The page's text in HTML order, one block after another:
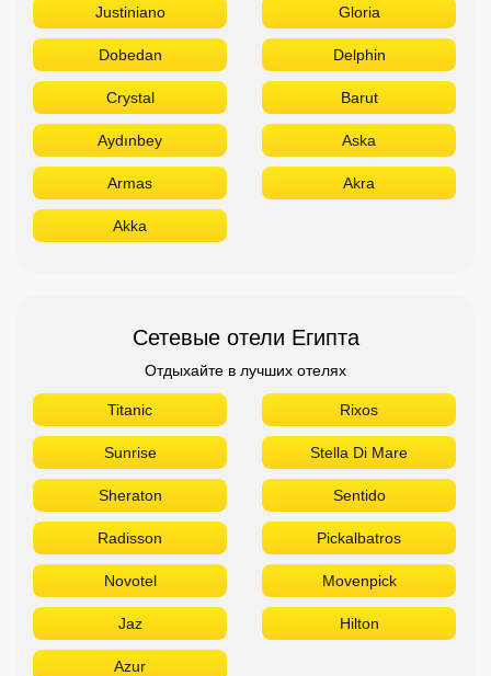
Justiniano Gloria
Dobedan Delphin
Crystal Barut
Aydınbey Aska
Armas Akra
Akka
Сетевые отели Египта
Отдыхайте в лучших отелях
Titanic Rixos
Sunrise Stella Di Mare
Sheraton Sentido
Radisson Pickalbatros
Novotel Movenpick
Jaz Hilton
Azur